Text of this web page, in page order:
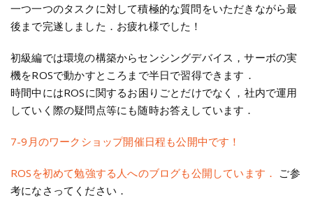
一つ一つのタスクに対して積極的な質問をいただきながら最
後まで完遂しました．お疲れ様でした！
初級編では環境の構築からセンシングデバイス，サーボの実
機をROSで動かすところまで半日で習得できます．
時間中にはROSに関するお困りごとだけでなく，社内で運用
していく際の疑問点等にも随時お答えしています．
7-9月のワークショップ開催日程も公開中です！
ROSを初めて勉強する人へのブログも公開しています． ご参
考になさってください．